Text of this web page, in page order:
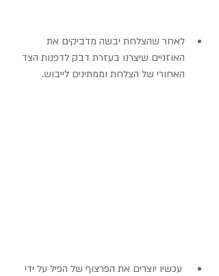
לאחר שהצלחת יבשה מדביקים את
האוזניים שיצרנו בעזרת דבק לדפנות הצד
האחורי של הצלחת וממתינים לייבוש.
עכשיו יוצרים את הפרצוף של הפיל על ידי